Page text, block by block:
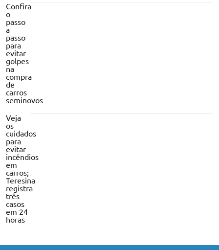
Confira
o
passo
a
passo
para
evitar
golpes
na
compra
de
carros
seminovos
Veja
os
cuidados
para
evitar
incêndios
em
carros;
Teresina
registra
três
casos
em 24
horas